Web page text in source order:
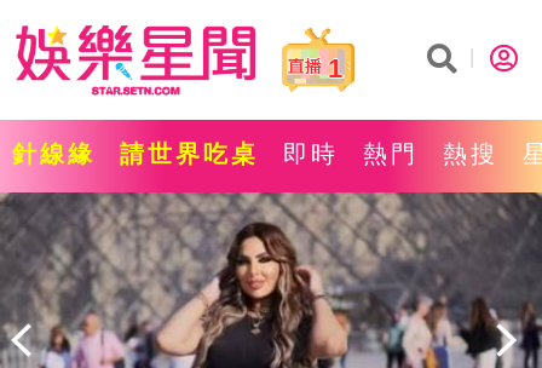
1
針線緣 請世界吃桌 即時 熱門 熱搜